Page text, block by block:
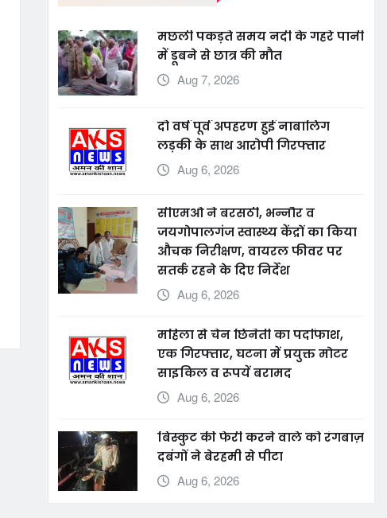
मछली पकड़ते समय नदी के गहरे पानी
में डूबने से छात्र की मौत
Aug 7, 2026
दो वर्ष पूर्व अपहरण हुई नाबालिग
लड़की के साथ आरोपी गिरफ्तार
Aug 6, 2026
सीएमओ ने बरसठी, भन्नौर व
जयगोपालगंज स्वास्थ्य केंद्रों का किया
औचक निरीक्षण, वायरल फीवर पर
सतर्क रहने के दिए निर्देश
Aug 6, 2026
महिला से चेन छिनैती का पर्दाफाश,
एक गिरफ्तार, घटना में प्रयुक्त मोटर
साइकिल व रूपयें बरामद
Aug 6, 2026
बिस्कुट की फेरी करने वाले को रंगबाज़
दबंगों ने बेरहमी से पीटा
Aug 6, 2026